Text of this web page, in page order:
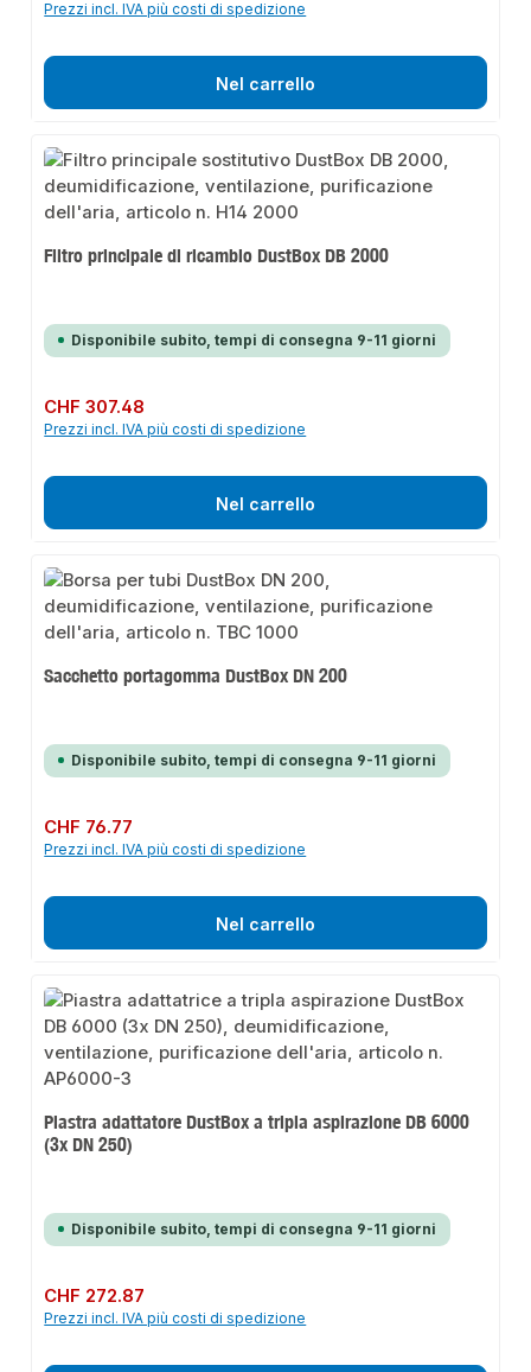
Prezzi incl. IVA più costi di spedizione
Nel carrello
Filtro principale di ricambio DustBox DB 2000
Disponibile subito, tempi di consegna 9-11 giorni
Prezzo normale:
CHF 307.48
Prezzi incl. IVA più costi di spedizione
Nel carrello
Sacchetto portagomma DustBox DN 200
Disponibile subito, tempi di consegna 9-11 giorni
Prezzo normale:
CHF 76.77
Prezzi incl. IVA più costi di spedizione
Nel carrello
Piastra adattatore DustBox a tripla aspirazione DB 6000
(3x DN 250)
Disponibile subito, tempi di consegna 9-11 giorni
Prezzo normale:
CHF 272.87
Prezzi incl. IVA più costi di spedizione